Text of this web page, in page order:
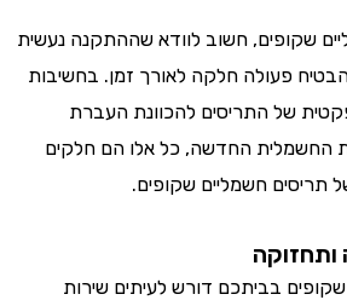
חשוב לוודא שההתקנה נעשית
פעולה חלקה לאורך זמן. בחשיבות
של התריסים להכוונת העברת
החדשה, כל אלו הם חלקים
חשמליים שקופים.
בביתכם דורש לעיתים שירות